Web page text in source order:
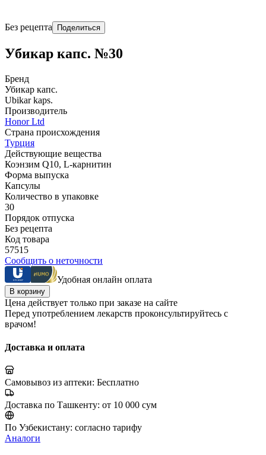
Без рецепта Поделиться
Убикар капс. №30
Бренд
Убикар капс.
Ubikar kaps.
Производитель
Honor Ltd
Страна происхождения
Турция
Действующие вещества
Коэнзим Q10, L-карнитин
Форма выпуска
Капсулы
Количество в упаковке
30
Порядок отпуска
Без рецепта
Код товара
57515
Сообщить о неточности
Удобная онлайн оплата
В корзину
Цена действует только при заказе на сайте
Перед употреблением лекарств проконсультируйтесь с
врачом!
Доставка и оплата
Самовывоз из аптеки: Бесплатно
Доставка по Ташкенту: от 10 000 сум
По Узбекистану: согласно тарифу
Аналоги